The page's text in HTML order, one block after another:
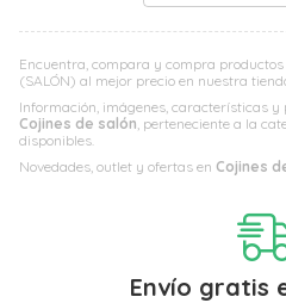
Encuentra, compara y compra
(SALÓN) al mejor precio en nuestra
Información, imágenes, características
Cojines de salón, perteneciente a la
disponibles.
Novedades, outlet y ofertas en Cojines
Envío gratis